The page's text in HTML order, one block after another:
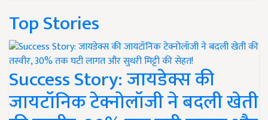
Top Stories
Success Story: जायडेक्स की
जायटॉनिक टेक्नोलॉजी ने बदली खेती